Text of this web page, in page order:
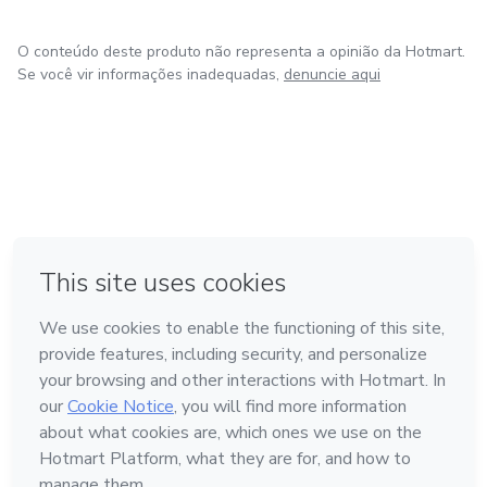
O conteúdo deste produto não representa a opinião da Hotmart.
Se você vir informações inadequadas, denuncie aqui
Feito com ❤ na Cidade do México
Conheça a Hotmart
Idioma
Português